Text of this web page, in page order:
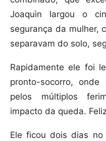
Joaquìn largou o
segurança da mulher,
separavam do solo,
Rapidamente ele foi
pronto-socorro,
pelos múltiplos
impacto da queda.
Ele ficou dois dias no